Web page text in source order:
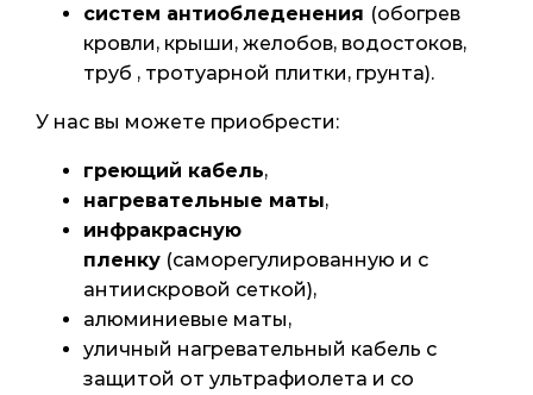
систем антиобледенения (обогрев
кровли, крыши, желобов, водостоков,
труб , тротуарной плитки, грунта).
У нас вы можете приобрести:
греющий кабель,
нагревательные маты,
инфракрасную
пленку (саморегулированную и с
антиискровой сеткой),
алюминиевые маты,
уличный нагревательный кабель с
защитой от ультрафиолета и со